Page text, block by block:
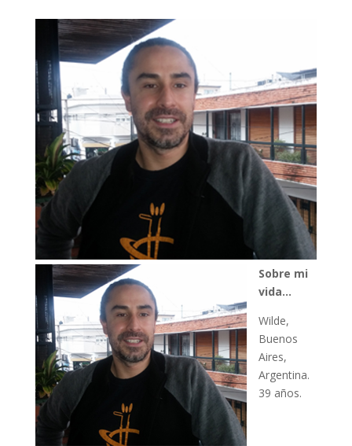
Sobre mi
vida…
Wilde,
Buenos
Aires,
Argentina.
39 años.